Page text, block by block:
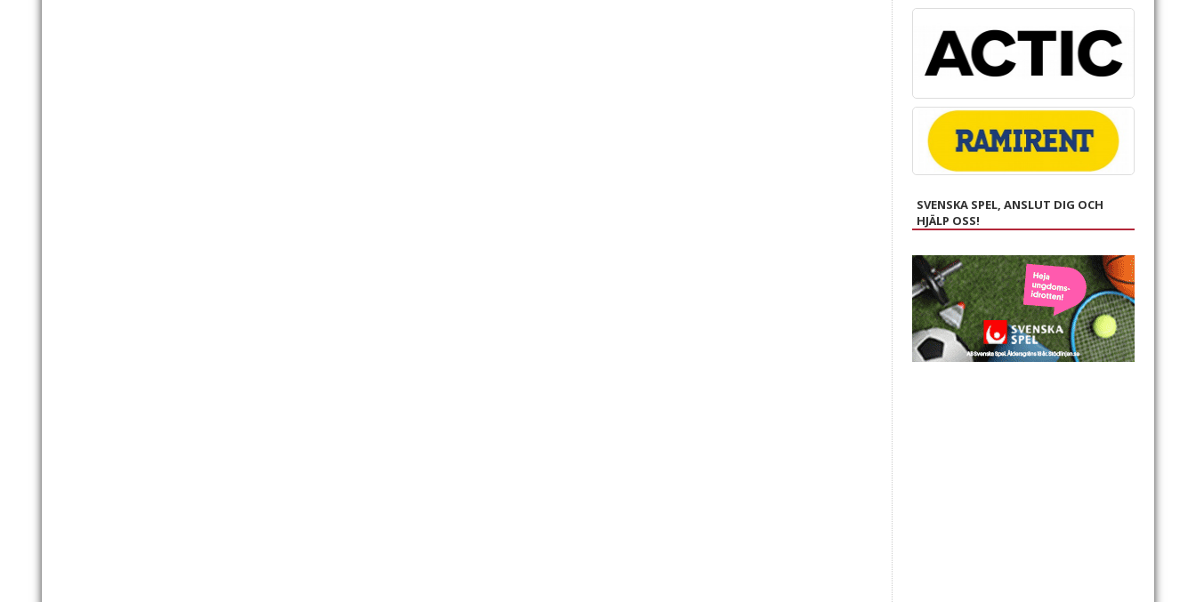
SVENSKA SPEL, ANSLUT DIG OCH
HJÄLP OSS!